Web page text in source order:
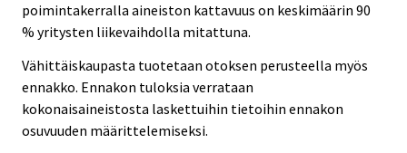
poimintakerralla aineiston kattavuus on keskimäärin 90
% yritysten liikevaihdolla mitattuna.
Vähittäiskaupasta tuotetaan otoksen perusteella myös
ennakko. Ennakon tuloksia verrataan
kokonaisaineistosta laskettuihin tietoihin ennakon
osuvuuden määrittelemiseksi.